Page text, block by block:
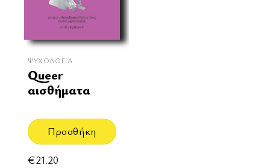
ΨΥΧΟΛΟΓΊΑ
Queer
αισθήματα
Προσθήκη
€21.20